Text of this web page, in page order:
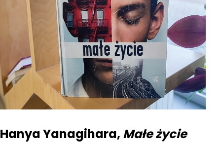
Hanya Yanagihara, Małe życie